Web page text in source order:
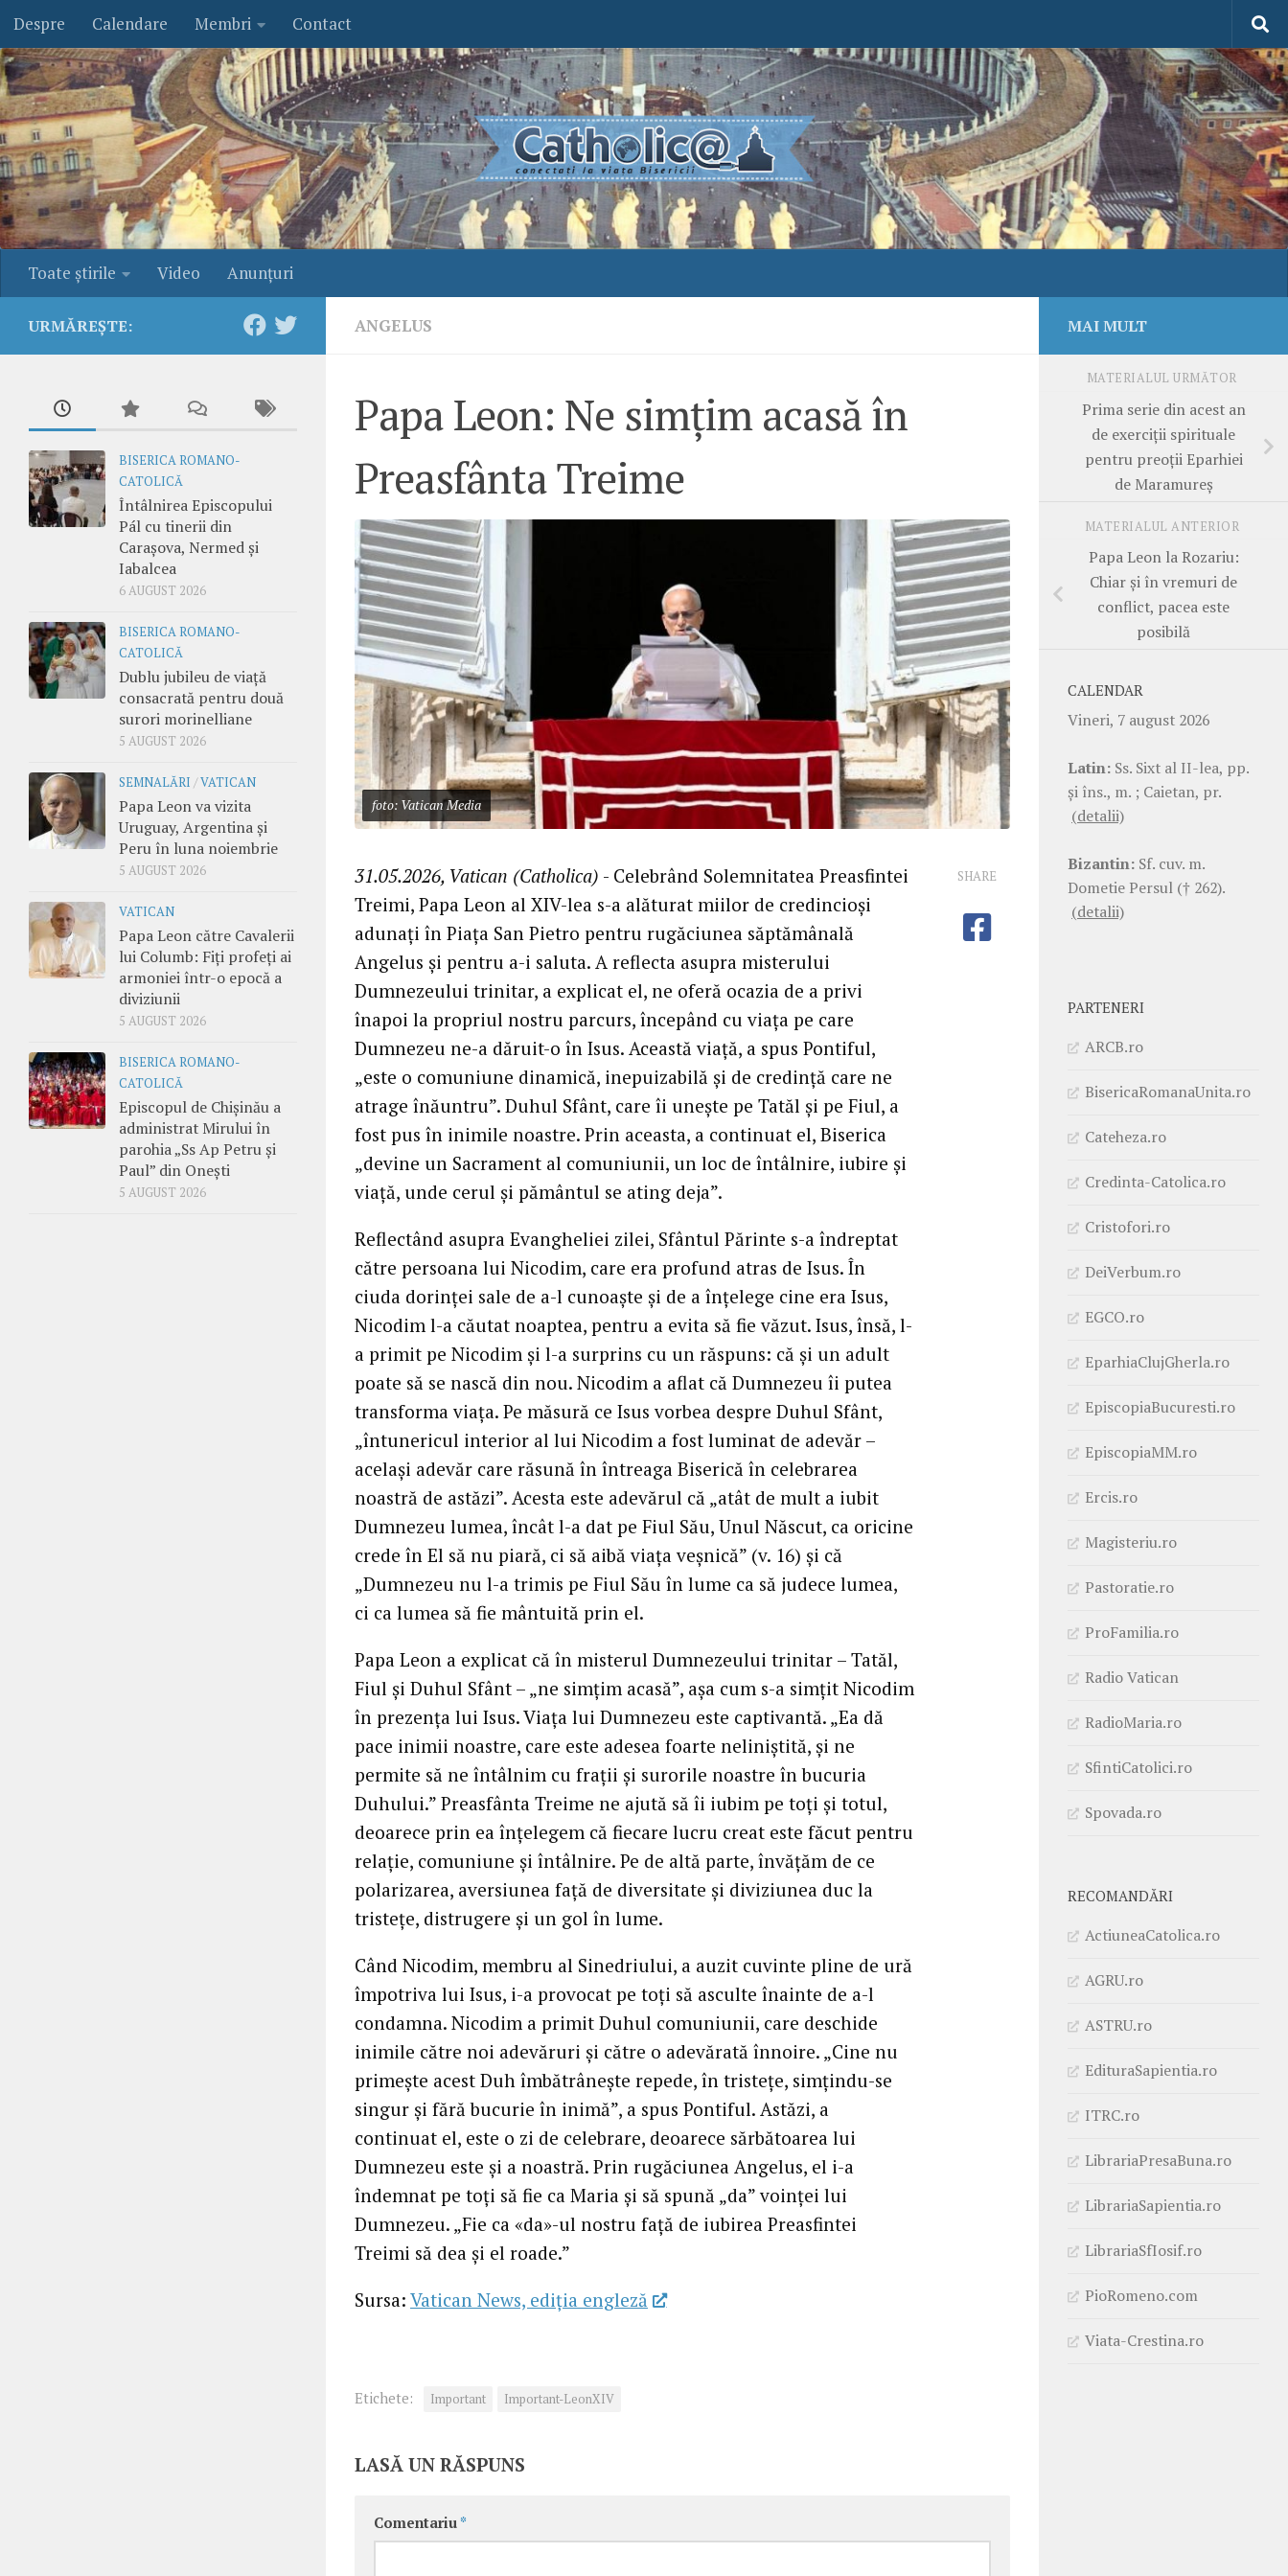
Skip to content
Despre Calendare Membri Contact
Toate ştirile Video Anunţuri
ANGELUS
Papa Leon: Ne simțim acasă în
Preasfânta Treime
foto: Vatican Media
31.05.2026, Vatican (Catholica) - Celebrând Solemnitatea Preasfintei
Treimi, Papa Leon al XIV-lea s-a alăturat miilor de credincioși
adunați în Piața San Pietro pentru rugăciunea săptămânală
Angelus și pentru a-i saluta. A reflecta asupra misterului
Dumnezeului trinitar, a explicat el, ne oferă ocazia de a privi
înapoi la propriul nostru parcurs, începând cu viața pe care
Dumnezeu ne-a dăruit-o în Isus. Această viață, a spus Pontiful,
„este o comuniune dinamică, inepuizabilă și de credință care ne
atrage înăuntru”. Duhul Sfânt, care îi unește pe Tatăl și pe Fiul, a
fost pus în inimile noastre. Prin aceasta, a continuat el, Biserica
„devine un Sacrament al comuniunii, un loc de întâlnire, iubire și
viață, unde cerul și pământul se ating deja”.
Reflectând asupra Evangheliei zilei, Sfântul Părinte s-a îndreptat
către persoana lui Nicodim, care era profund atras de Isus. În
ciuda dorinței sale de a-l cunoaște și de a înțelege cine era Isus,
Nicodim l-a căutat noaptea, pentru a evita să fie văzut. Isus, însă, l-
a primit pe Nicodim și l-a surprins cu un răspuns: că și un adult
poate să se nască din nou. Nicodim a aflat că Dumnezeu îi putea
transforma viața. Pe măsură ce Isus vorbea despre Duhul Sfânt,
„întunericul interior al lui Nicodim a fost luminat de adevăr –
același adevăr care răsună în întreaga Biserică în celebrarea
noastră de astăzi”. Acesta este adevărul că „atât de mult a iubit
Dumnezeu lumea, încât l-a dat pe Fiul Său, Unul Născut, ca oricine
crede în El să nu piară, ci să aibă viața veșnică” (v. 16) și că
„Dumnezeu nu l-a trimis pe Fiul Său în lume ca să judece lumea,
ci ca lumea să fie mântuită prin el.
Papa Leon a explicat că în misterul Dumnezeului trinitar – Tatăl,
Fiul și Duhul Sfânt – „ne simțim acasă”, așa cum s-a simțit Nicodim
în prezența lui Isus. Viața lui Dumnezeu este captivantă. „Ea dă
pace inimii noastre, care este adesea foarte neliniștită, și ne
permite să ne întâlnim cu frații și surorile noastre în bucuria
Duhului.” Preasfânta Treime ne ajută să îi iubim pe toți și totul,
deoarece prin ea înțelegem că fiecare lucru creat este făcut pentru
relație, comuniune și întâlnire. Pe de altă parte, învățăm de ce
polarizarea, aversiunea față de diversitate și diviziunea duc la
tristețe, distrugere și un gol în lume.
Când Nicodim, membru al Sinedriului, a auzit cuvinte pline de ură
împotriva lui Isus, i-a provocat pe toți să asculte înainte de a-l
condamna. Nicodim a primit Duhul comuniunii, care deschide
inimile către noi adevăruri și către o adevărată înnoire. „Cine nu
primește acest Duh îmbătrânește repede, în tristețe, simțindu-se
singur și fără bucurie în inimă”, a spus Pontiful. Astăzi, a
continuat el, este o zi de celebrare, deoarece sărbătoarea lui
Dumnezeu este și a noastră. Prin rugăciunea Angelus, el i-a
îndemnat pe toți să fie ca Maria și să spună „da” voinței lui
Dumnezeu. „Fie ca «da»-ul nostru față de iubirea Preasfintei
Treimi să dea și el roade.”
Sursa: Vatican News, ediția engleză
SHARE
Etichete: Important Important-LeonXIV
LASĂ UN RĂSPUNS
Comentariu *
URMĂREȘTE:
BISERICA ROMANO-
CATOLICĂ
Întâlnirea Episcopului
Pál cu tinerii din
Carașova, Nermed și
Iabalcea
6 AUGUST 2026
BISERICA ROMANO-
CATOLICĂ
Dublu jubileu de viață
consacrată pentru două
surori morinelliane
5 AUGUST 2026
SEMNALĂRI /VATICAN
Papa Leon va vizita
Uruguay, Argentina și
Peru în luna noiembrie
5 AUGUST 2026
VATICAN
Papa Leon către Cavalerii
lui Columb: Fiți profeți ai
armoniei într-o epocă a
diviziunii
5 AUGUST 2026
BISERICA ROMANO-
CATOLICĂ
Episcopul de Chișinău a
administrat Mirului în
parohia „Ss Ap Petru și
Paul” din Onești
5 AUGUST 2026
MAI MULT
MATERIALUL URMĂTOR
Prima serie din acest an
de exerciții spirituale
pentru preoții Eparhiei
de Maramureș
MATERIALUL ANTERIOR
Papa Leon la Rozariu:
Chiar și în vremuri de
conflict, pacea este
posibilă
CALENDAR
Vineri, 7 august 2026
Latin: Ss. Sixt al II-lea, pp.
şi îns., m. ; Caietan, pr.
(detalii)
Bizantin: Sf. cuv. m.
Dometie Persul († 262).
(detalii)
PARTENERI
ARCB.ro
BisericaRomanaUnita.ro
Cateheza.ro
Credinta-Catolica.ro
Cristofori.ro
DeiVerbum.ro
EGCO.ro
EparhiaClujGherla.ro
EpiscopiaBucuresti.ro
EpiscopiaMM.ro
Ercis.ro
Magisteriu.ro
Pastoratie.ro
ProFamilia.ro
Radio Vatican
RadioMaria.ro
SfintiCatolici.ro
Spovada.ro
RECOMANDĂRI
ActiuneaCatolica.ro
AGRU.ro
ASTRU.ro
EdituraSapientia.ro
ITRC.ro
LibrariaPresaBuna.ro
LibrariaSapientia.ro
LibrariaSfIosif.ro
PioRomeno.com
Viata-Crestina.ro